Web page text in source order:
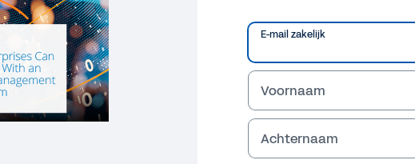
E-mail zakelijk
Voornaam
Achternaam